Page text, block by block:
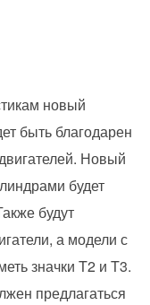
новый
быть благодарен
Новый
будет
будут
а модели с
значки T2 и T3.
предлагаться